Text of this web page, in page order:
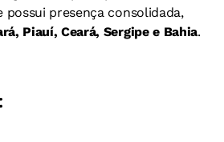
possui presença consolidada,
Piauí, Ceará, Sergipe e Bahia.